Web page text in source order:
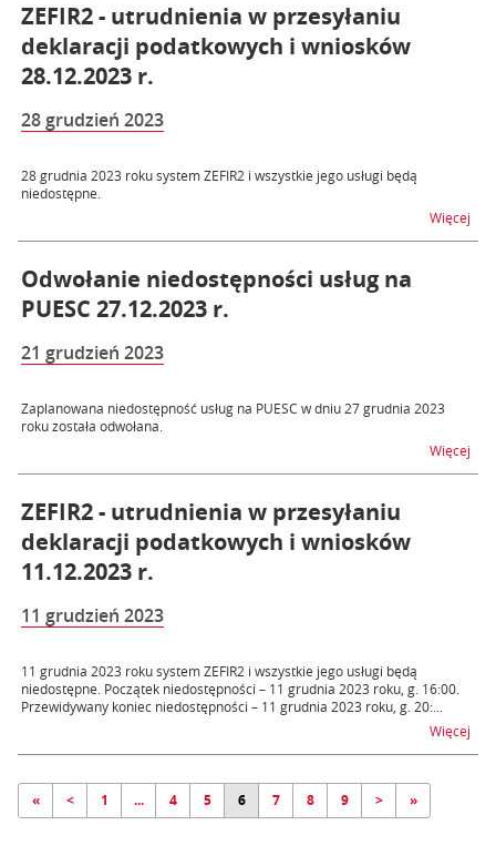
ZEFIR2 - utrudnienia w przesyłaniu
deklaracji podatkowych i wniosków
28.12.2023 r.
28 grudzień 2023
28 grudnia 2023 roku system ZEFIR2 i wszystkie jego usługi będą
niedostępne.
Więcej
Odwołanie niedostępności usług na
PUESC 27.12.2023 r.
21 grudzień 2023
Zaplanowana niedostępność usług na PUESC w dniu 27 grudnia 2023
roku została odwołana.
Więcej
ZEFIR2 - utrudnienia w przesyłaniu
deklaracji podatkowych i wniosków
11.12.2023 r.
11 grudzień 2023
11 grudnia 2023 roku system ZEFIR2 i wszystkie jego usługi będą
niedostępne. Początek niedostępności – 11 grudnia 2023 roku, g. 16:00.
Przewidywany koniec niedostępności – 11 grudnia 2023 roku, g. 20:...
Więcej
« < 1 ... 4 5 6 7 8 9 > »